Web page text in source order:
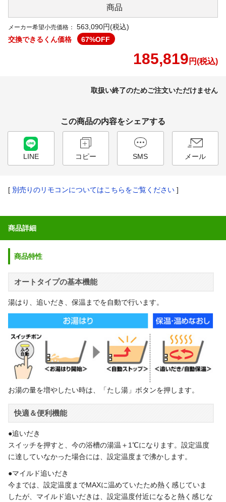
商品
メーカー希望小売価格：
563,090円(税込)
交換できるくん価格
67%OFF
185,819 円(税込)
取扱い終了のためご注文いただけません
この商品の内容をシェアする
LINE コピー SMS メール
[ 別売りのリモコンについてはこちらをご覧ください ]
商品詳細
商品特性
オートタイプの基本機能
湯はり、追いだき、保温までを自動で行います。
お湯の量を増やしたい時は、「たし湯」ボタンを押します。
快適＆便利機能
●追いだき
スイッチを押すと、今の浴槽の湯温＋1℃になります。設定温度
に達していなかった場合には、設定温度まで沸かします。
●マイルド追いだき
今までは、設定温度までMAXに温めていたため熱く感じていま
したが、マイルド追いだきは、設定温度付近になると熱く感じな